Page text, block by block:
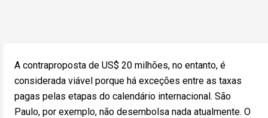
A contraproposta de US$ 20 milhões, no entanto, é
considerada viável porque há exceções entre as taxas
pagas pelas etapas do calendário internacional. São
Paulo, por exemplo, não desembolsa nada atualmente. O